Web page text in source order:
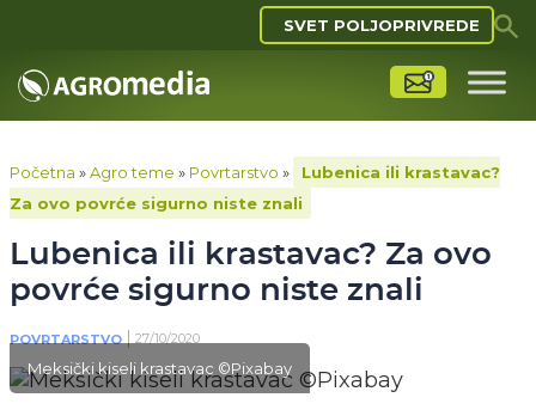
SVET POLJOPRIVREDE
Početna »Agro teme » Povrtarstvo »
Lubenica ili krastavac?
Za ovo povrće sigurno niste znali
Lubenica ili krastavac? Za ovo
povrće sigurno niste znali
POVRTARSTVO 27/10/2020
Meksički kiseli krastavac ©Pixabay